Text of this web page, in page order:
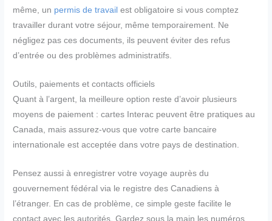
même, un permis de travail est obligatoire si vous comptez
travailler durant votre séjour, même temporairement. Ne
négligez pas ces documents, ils peuvent éviter des refus
d’entrée ou des problèmes administratifs.
Outils, paiements et contacts officiels
Quant à l’argent, la meilleure option reste d’avoir plusieurs
moyens de paiement : cartes Interac peuvent être pratiques au
Canada, mais assurez-vous que votre carte bancaire
internationale est acceptée dans votre pays de destination.
Pensez aussi à enregistrer votre voyage auprès du
gouvernement fédéral via le registre des Canadiens à
l’étranger. En cas de problème, ce simple geste facilite le
contact avec les autorités. Gardez sous la main les numéros